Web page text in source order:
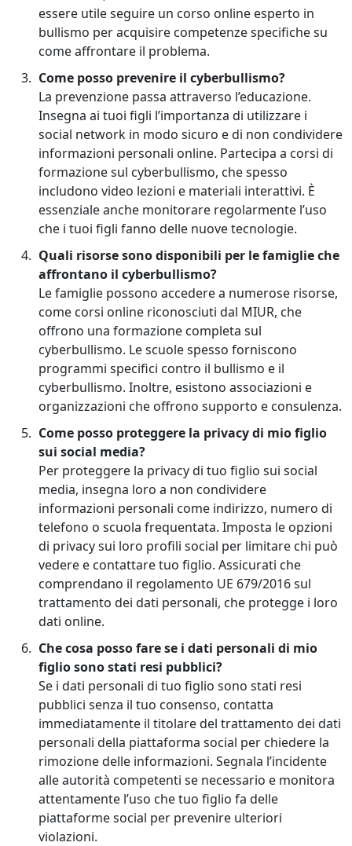
essere utile seguire un corso online esperto in
bullismo per acquisire competenze specifiche su
come affrontare il problema.
Come posso prevenire il cyberbullismo?
La prevenzione passa attraverso l’educazione.
Insegna ai tuoi figli l’importanza di utilizzare i
social network in modo sicuro e di non condividere
informazioni personali online. Partecipa a corsi di
formazione sul cyberbullismo, che spesso
includono video lezioni e materiali interattivi. È
essenziale anche monitorare regolarmente l’uso
che i tuoi figli fanno delle nuove tecnologie.
Quali risorse sono disponibili per le famiglie che
affrontano il cyberbullismo?
Le famiglie possono accedere a numerose risorse,
come corsi online riconosciuti dal MIUR, che
offrono una formazione completa sul
cyberbullismo. Le scuole spesso forniscono
programmi specifici contro il bullismo e il
cyberbullismo. Inoltre, esistono associazioni e
organizzazioni che offrono supporto e consulenza.
Come posso proteggere la privacy di mio figlio
sui social media?
Per proteggere la privacy di tuo figlio sui social
media, insegna loro a non condividere
informazioni personali come indirizzo, numero di
telefono o scuola frequentata. Imposta le opzioni
di privacy sui loro profili social per limitare chi può
vedere e contattare tuo figlio. Assicurati che
comprendano il regolamento UE 679/2016 sul
trattamento dei dati personali, che protegge i loro
dati online.
Che cosa posso fare se i dati personali di mio
figlio sono stati resi pubblici?
Se i dati personali di tuo figlio sono stati resi
pubblici senza il tuo consenso, contatta
immediatamente il titolare del trattamento dei dati
personali della piattaforma social per chiedere la
rimozione delle informazioni. Segnala l’incidente
alle autorità competenti se necessario e monitora
attentamente l’uso che tuo figlio fa delle
piattaforme social per prevenire ulteriori
violazioni.